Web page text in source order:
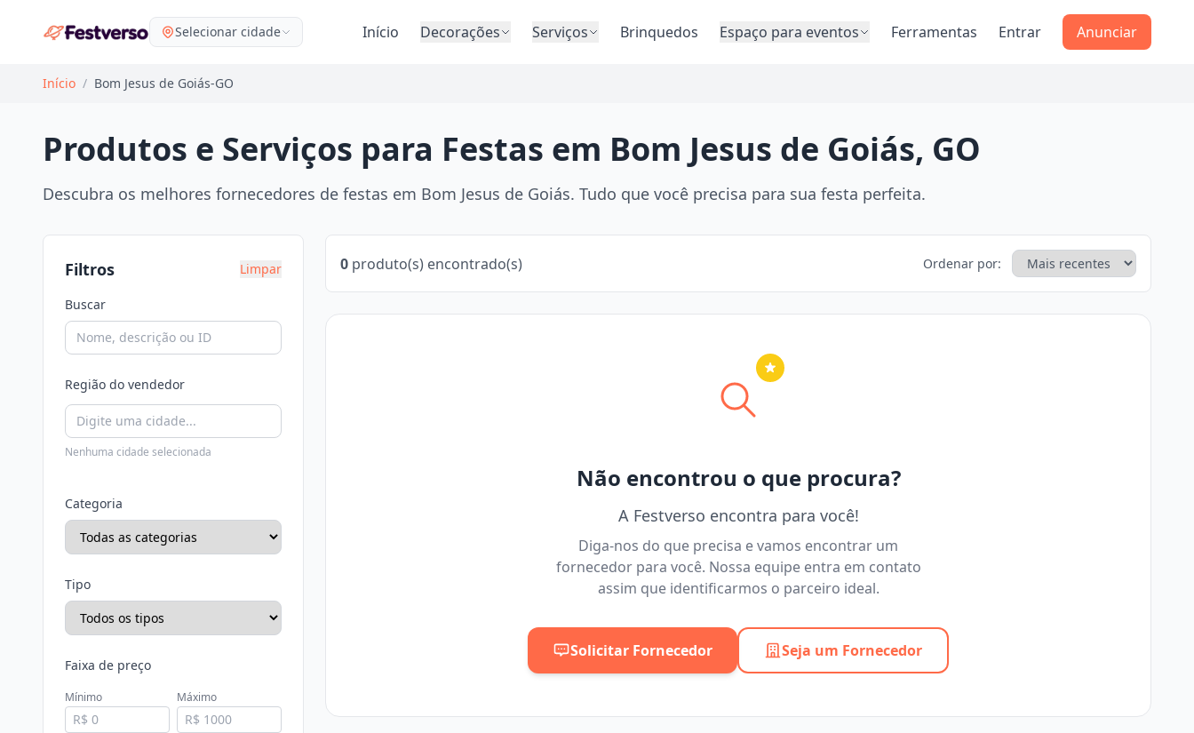
Selecionar cidade Início Decorações Serviços Brinquedos Espaço para eventos Ferramentas Entrar Anunciar
Início / Bom Jesus de Goiás-GO
Produtos e Serviços para Festas em Bom Jesus de Goiás, GO
Descubra os melhores fornecedores de festas em Bom Jesus de Goiás. Tudo que você precisa para sua festa perfeita.
Filtros Limpar
Buscar
Região do vendedor
Nenhuma cidade selecionada
Categoria
Tipo
Faixa de preço
Mínimo Máximo
0 produto(s) encontrado(s) Ordenar por:
Não encontrou o que procura?
A Festverso encontra para você!
Diga-nos do que precisa e vamos encontrar um
fornecedor para você. Nossa equipe entra em contato
assim que identificarmos o parceiro ideal.
Solicitar Fornecedor Seja um Fornecedor